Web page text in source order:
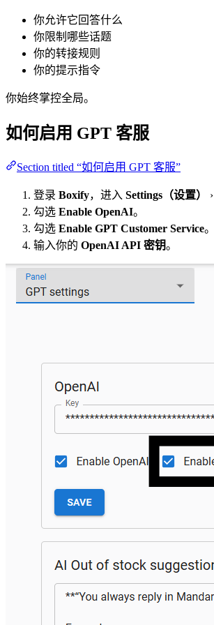
你允许它回答什么
你限制哪些话题
你的转接规则
你的提示指令
你始终掌控全局。
如何启用 GPT 客服
Section titled “如何启用 GPT 客服”
登录 Boxify，进入 Settings（设置） ›
勾选 Enable OpenAI。
勾选 Enable GPT Customer Service。
输入你的 OpenAI API 密钥。